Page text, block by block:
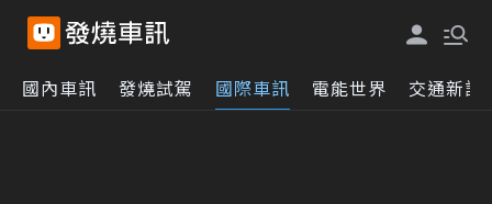
國內車訊 發燒試駕 國際車訊 電能世界 交通新訊